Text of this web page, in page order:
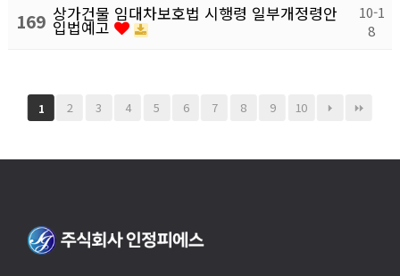
169 상가건물 임대차보호법 시행령 일부개정령안
입법예고
10-1
8
1 2 3 4 5 6 7 8 9 10